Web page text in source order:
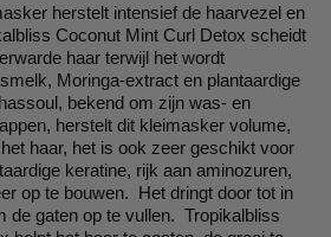
herstelt intensief de haarvezel en
Coconut Mint Curl Detox scheidt
haar terwijl het wordt
Moringa-extract en plantaardige
bekend om zijn was- en
herstelt dit kleimasker volume,
haar, het is ook zeer geschikt voor
keratine, rijk aan aminozuren,
op te bouwen. Het dringt door tot in
de gaten op te vullen. Tropikalbliss